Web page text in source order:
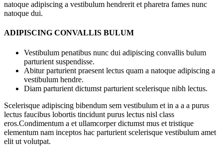
natoque adipiscing a vestibulum hendrerit et pharetra fames nunc
natoque dui.
ADIPISCING CONVALLIS BULUM
Vestibulum penatibus nunc dui adipiscing convallis bulum
parturient suspendisse.
Abitur parturient praesent lectus quam a natoque adipiscing a
vestibulum hendre.
Diam parturient dictumst parturient scelerisque nibh lectus.
Scelerisque adipiscing bibendum sem vestibulum et in a a a purus
lectus faucibus lobortis tincidunt purus lectus nisl class
eros.Condimentum a et ullamcorper dictumst mus et tristique
elementum nam inceptos hac parturient scelerisque vestibulum amet
elit ut volutpat.